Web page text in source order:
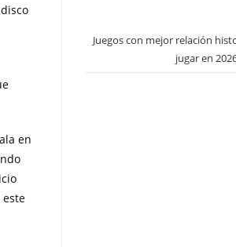
en
Juegos con mejor relación
jugar en